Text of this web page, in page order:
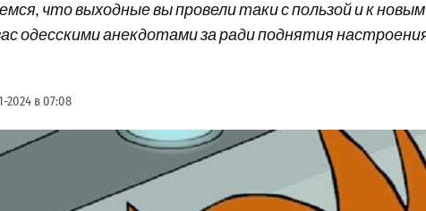
что выходные вы провели таки с пользой и к
одесскими анекдотами за ради поднятия
2024 в 07:08